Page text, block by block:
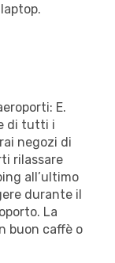
E.
di tutti i
negozi di
rilassare
all’ultimo
durante il
La
buon caffè o